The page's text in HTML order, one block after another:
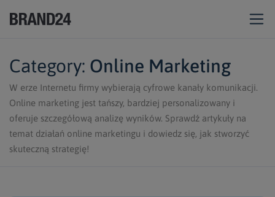
Category: Online Marketing
W erze Internetu firmy wybierają cyfrowe kanały komunikacji.
Online marketing jest tańszy, bardziej personalizowany i
oferuje szczegółową analizę wyników. Sprawdź artykuły na
temat działań online marketingu i dowiedz się, jak stworzyć
skuteczną strategię!